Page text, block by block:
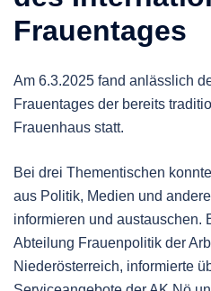
Frauentages
Am 6.3.2025 fand anlässlich
Frauentages der bereits
Frauenhaus statt.
Bei drei Thementischen
aus Politik, Medien und
informieren und austauschen.
Abteilung Frauenpolitik der
Niederösterreich, informierte